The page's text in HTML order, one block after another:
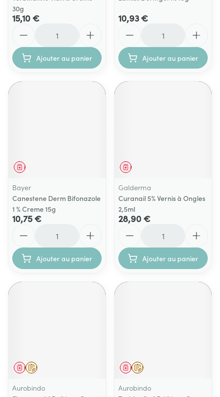
30g
15,10 €
Ajouter au panier
10,93 €
Ajouter au panier
Médicament
Bayer
Canestene Derm Bifonazole
1 % Creme 15g
10,75 €
Ajouter au panier
Médicament
Galderma
Curanail 5% Vernis à Ongles
2,5ml
28,90 €
Ajouter au panier
Sur prescription
Médicament
Aurobindo
Sur prescription
Médicament
Aurobindo